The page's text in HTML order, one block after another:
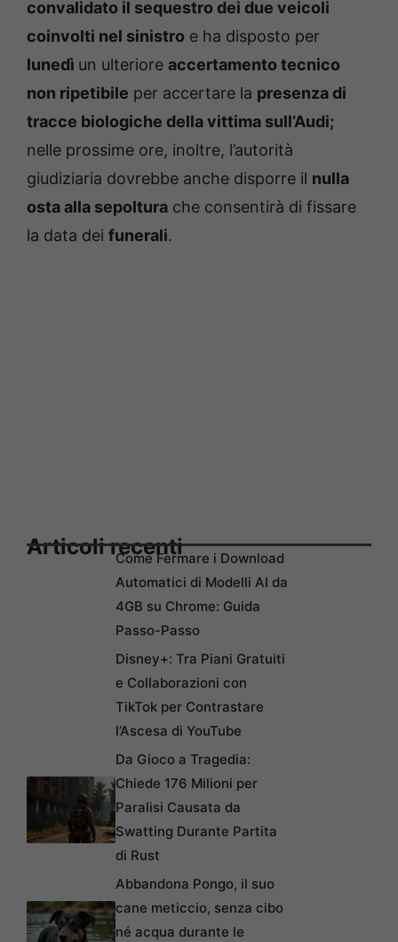
convalidato il sequestro dei due veicoli
coinvolti nel sinistro e ha disposto per
lunedì un ulteriore accertamento tecnico
non ripetibile per accertare la presenza di
tracce biologiche della vittima sull’Audi;
nelle prossime ore, inoltre, l’autorità
giudiziaria dovrebbe anche disporre il nulla
osta alla sepoltura che consentirà di fissare
la data dei funerali.
Articoli recentiCome Fermare i Download
Automatici di Modelli AI da
4GB su Chrome: Guida
Passo-Passo
Disney+: Tra Piani Gratuiti
e Collaborazioni con
TikTok per Contrastare
l’Ascesa di YouTube
Da Gioco a Tragedia:
Chiede 176 Milioni per
Paralisi Causata da
Swatting Durante Partita
di Rust
Abbandona Pongo, il suo
cane meticcio, senza cibo
né acqua durante le